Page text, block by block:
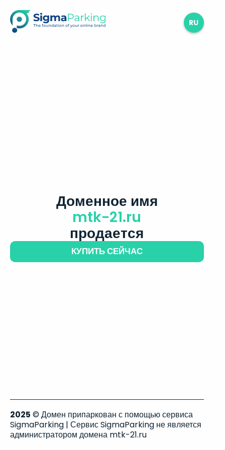
RU
Доменное имя
mtk-21.ru
продается
КУПИТЬ СЕЙЧАС
2025 © Домен припаркован с помощью сервиса
SigmaParking | Сервис SigmaParking не является
администратором домена mtk-21.ru